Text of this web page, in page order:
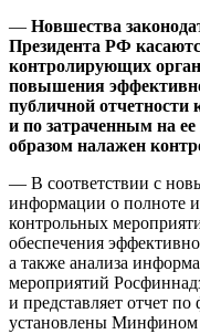
— Новшества
Президента РФ
контролирующих
повышения
публичной отчетности
и по затраченным на
образом налажен
— В соответствии с
информации о полноте
контрольных
обеспечения
а также анализа
мероприятий
и представляет отчет
установлены Минфином